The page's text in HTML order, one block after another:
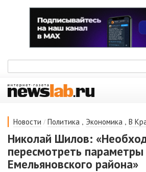
Новости / Политика , Экономика , В
Николай Шилов:
пересмотреть
Емельяновского района»